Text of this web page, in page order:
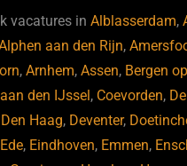
ky dI
n
vacatures inAlblasserdam,
aan den Rijn,
,Arnhem,Assen, Bergen
den IJssel, Coevorden,
Den Haag, Deventer,
Ede, Eindhoven, Emmen,